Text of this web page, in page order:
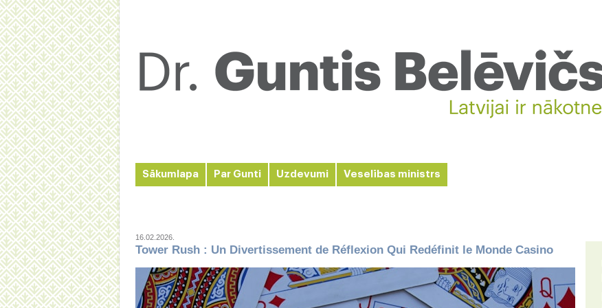
Sākumlapa Par Gunti Uzdevumi Veselības ministrs
16.02.2026.
Tower Rush : Un Divertissement de Réflexion Qui Redéfinit le Monde Casino